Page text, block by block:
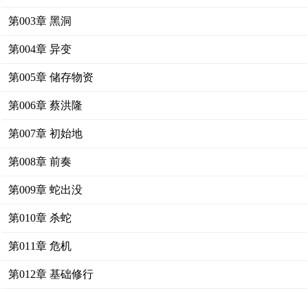
第003章 黑洞
第004章 异变
第005章 储存物资
第006章 蔡洪隆
第007章 初始地
第008章 前奏
第009章 蛇出没
第010章 杀蛇
第011章 危机
第012章 基础修行